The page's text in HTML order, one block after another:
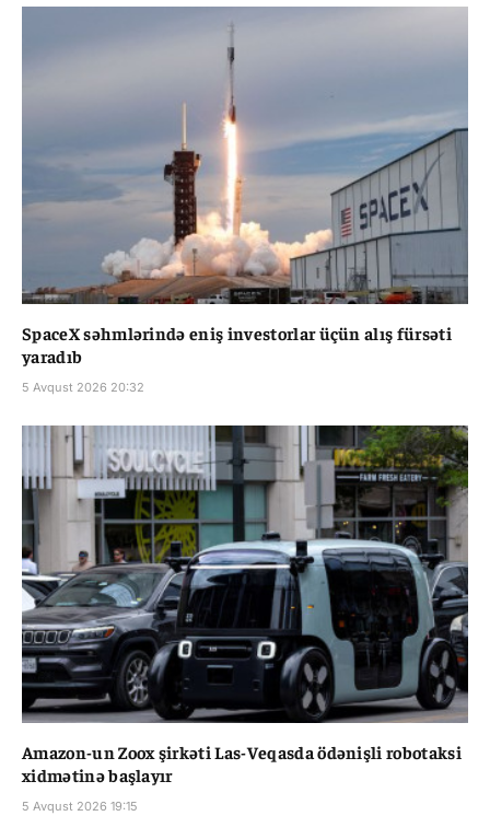
SpaceX səhmlərində eniş investorlar üçün alış fürsəti
yaradıb
5 Avqust 2026 20:32
Amazon-un Zoox şirkəti Las-Veqasda ödənişli robotaksi
xidmətinə başlayır
5 Avqust 2026 19:15